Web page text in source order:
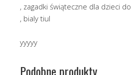
, zagadki świąteczne dla dzieci
, bialy tiul
yyyyy
Podobne produkty